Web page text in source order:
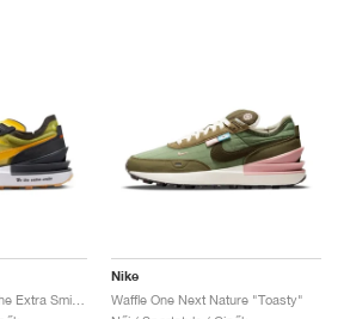
Nike
Waffle One Next Nature "Toasty"